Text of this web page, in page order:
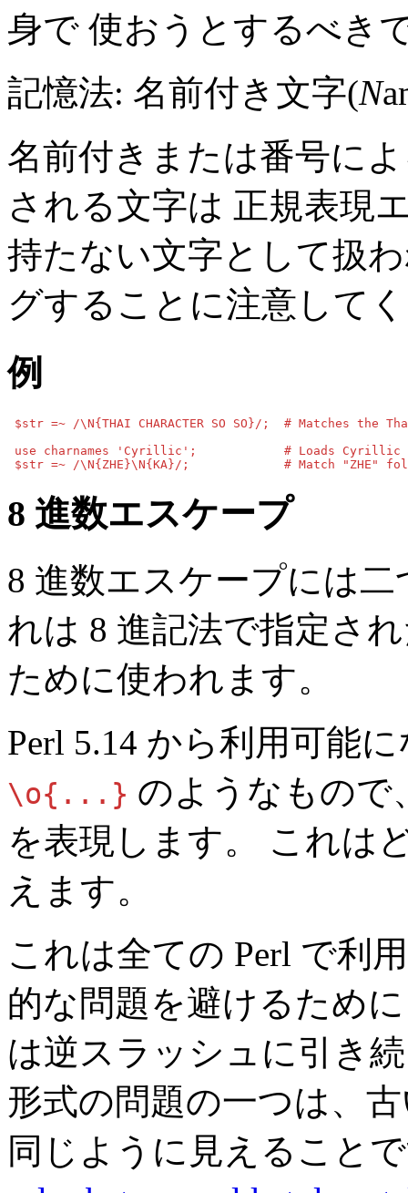
身で 使おうとするべき
記憶法: 名前付き文字(N
名前付きまたは番号に
される文字は 正規表現
持たない文字として扱
グすることに注意して
例
$str =~ /\N{THAI CHARACTER SO SO}/;  # Matches the
use charnames 'Cyrillic';            # Loads Cyrillic
$str =~ /\N{ZHE}\N{KA}/;             # Match "ZHE"
8 進数エスケープ
8 進数エスケープには
れは 8 進記法で指定さ
ために使われます。
Perl 5.14 から利用可能
\o{...} のようなもので
を表現します。 これは
えます。
これは全ての Perl で利
的な問題を避けるため
は逆スラッシュに引き
形式の問題の一つは、
同じように見えること